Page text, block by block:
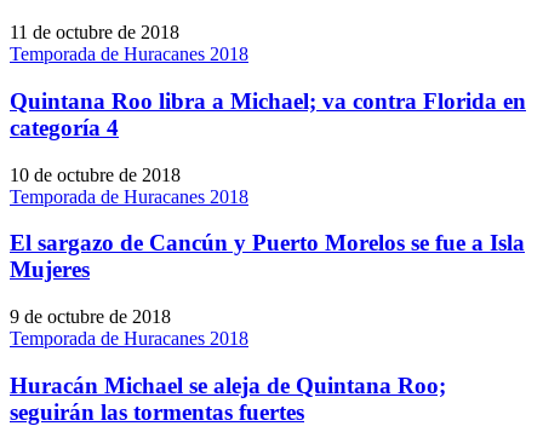
11 de octubre de 2018
Temporada de Huracanes 2018
Quintana Roo libra a Michael; va contra Florida en
categoría 4
10 de octubre de 2018
Temporada de Huracanes 2018
El sargazo de Cancún y Puerto Morelos se fue a Isla
Mujeres
9 de octubre de 2018
Temporada de Huracanes 2018
Huracán Michael se aleja de Quintana Roo;
seguirán las tormentas fuertes